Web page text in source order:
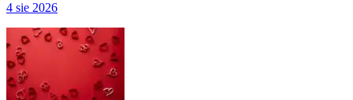
4 sie 2026